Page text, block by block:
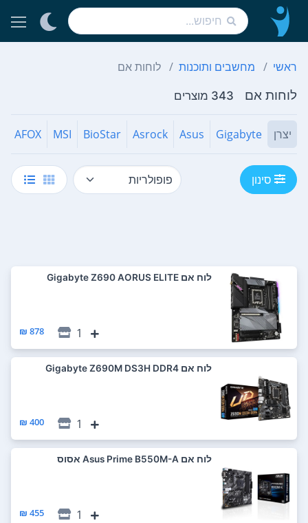
ראשי מחשבים ותוכנות לוחות אם
לוחות אם 343 מוצרים
יצרן Gigabyte
Asus
Asrock
BioStar
MSI
AFOX
סינון
לוח אם Gigabyte Z690 AORUS ELITE
1
878 ₪
לוח אם Gigabyte Z690M DS3H DDR4
1
400 ₪
לוח אם Asus Prime B550M-A אסוס
1
455 ₪